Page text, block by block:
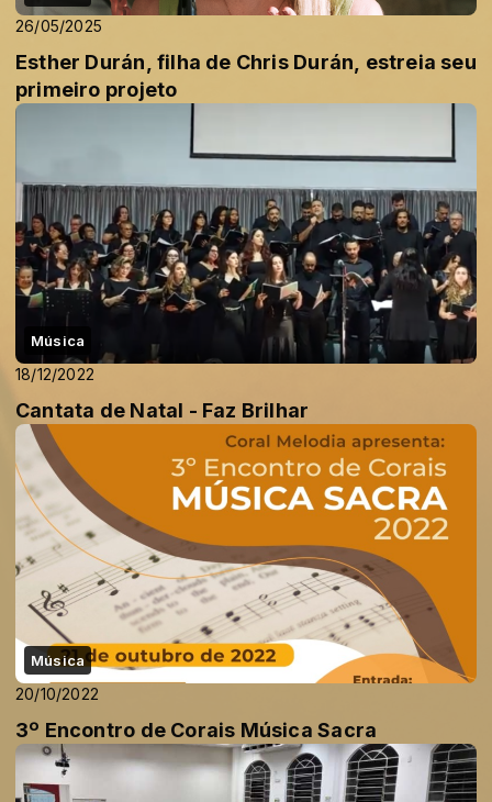
26/05/2025
Esther Durán, filha de Chris Durán, estreia seu
primeiro projeto
Música
18/12/2022
Cantata de Natal - Faz Brilhar
Música
20/10/2022
3º Encontro de Corais Música Sacra